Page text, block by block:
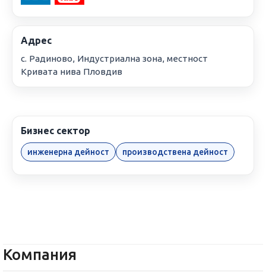
Адрес
с. Радиново, Индустриална зона, местност
Кривата нива Пловдив
Бизнес сектор
инженерна дейност производствена дейност
Компания